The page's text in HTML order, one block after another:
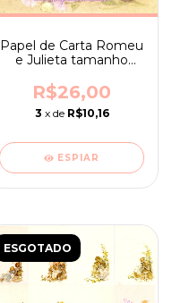
Papel de Carta Romeu
e Julieta tamanho
Ambrosiana 04
R$26,00
3 x de R$10,16
ESPIAR
ESGOTADO